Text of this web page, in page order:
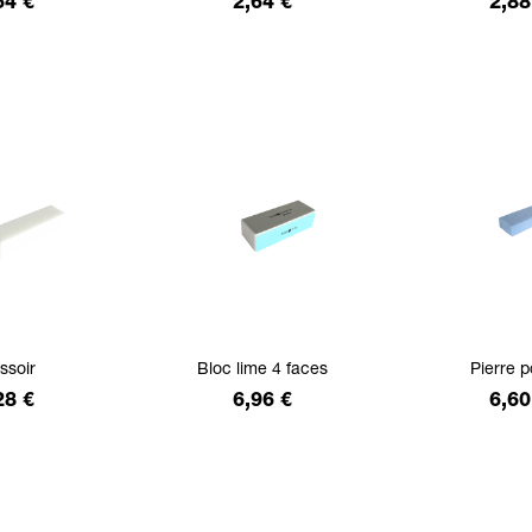
€ 2,64 €
€
Bloc lime 4 faces
Prix
6,96 €
Pierre
Prix